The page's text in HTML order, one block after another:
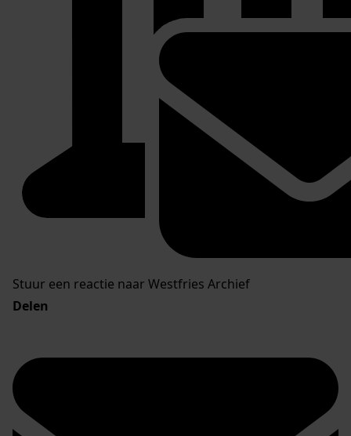
Stuur een reactie naar Westfries Archief
Delen